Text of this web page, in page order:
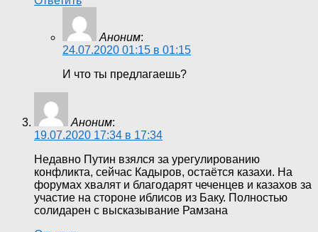
Аноним:
24.07.2020 01:15 в 01:15
И что ты предлагаешь?
Аноним:
19.07.2020 17:34 в 17:34
Недавно Путин взялся за урегулированию
конфликта, сейчас Кадыров, остаётся казахи. На
форумах хвалят и благодарят чеченцев и казахов за
участие на стороне иблисов из Баку. Полностью
солидарен с высказывание Рамзана